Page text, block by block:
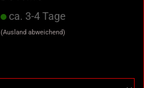
ca. 3-4 Tage
(Ausland abweichend)